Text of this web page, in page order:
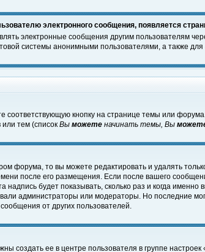
электронного сообщения, появляется
электронные сообщения другим
системы анонимными пользователями, а также
кнопку на странице темы или
тем (список Вы можете начинать темы, Вы
форума, то вы можете редактировать и удалять
после его размещения. Если после вашего
надпись будет показывать, сколько раз и когда
администраторы или модераторы. Но последние
от других пользователей.
создать ее в центре пользователя в группе